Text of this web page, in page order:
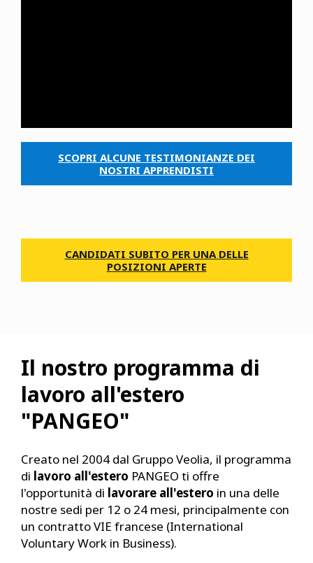
SCOPRI ALCUNE TESTIMONIANZE DEI
NOSTRI APPRENDISTI
CANDIDATI SUBITO PER UNA DELLE
POSIZIONI APERTE
Il nostro programma di
lavoro all'estero
"PANGEO"
Creato nel 2004 dal Gruppo Veolia, il programma
di lavoro all'estero PANGEO ti offre
l'opportunità di lavorare all'estero in una delle
nostre sedi per 12 o 24 mesi, principalmente con
un contratto VIE francese (International
Voluntary Work in Business).